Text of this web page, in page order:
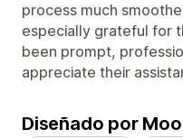
process much
especially grateful for
been prompt,
appreciate their
Diseñado por